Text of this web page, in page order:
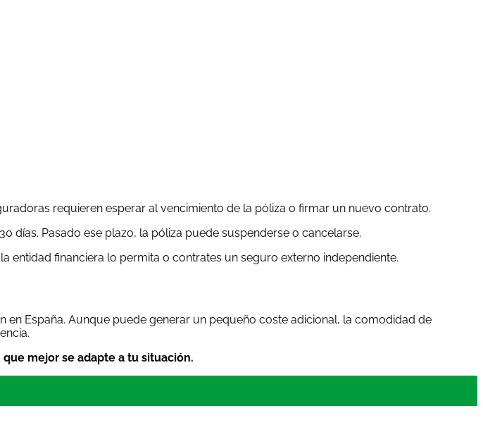
requieren esperar al vencimiento de la póliza o firmar un nuevo contrato.
días. Pasado ese plazo, la póliza puede suspenderse o cancelarse.
entidad financiera lo permita o contrates un seguro externo independiente.
España. Aunque puede generar un pequeño coste adicional, la comodidad de
mejor se adapte a tu situación.